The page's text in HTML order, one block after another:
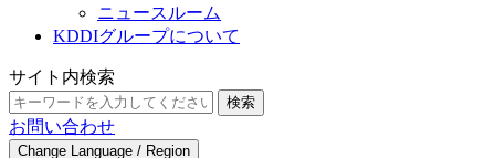
ニュースルーム
KDDIグループについて
サイト内検索
検索
お問い合わせ
Change Language / Region